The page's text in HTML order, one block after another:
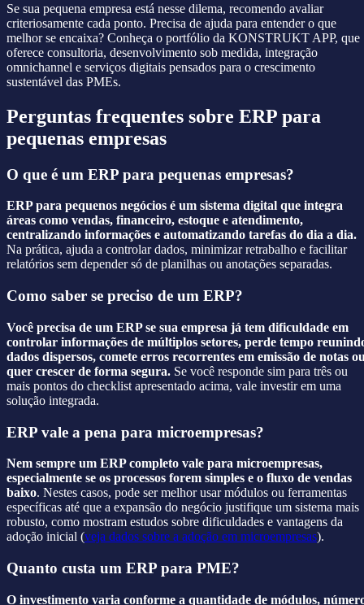
Se sua pequena empresa está nesse dilema, recomendo avaliar
criteriosamente cada ponto. Precisa de ajuda para entender o que
melhor se encaixa? Conheça o portfólio da KONSTRUKT APP, que
oferece consultoria, desenvolvimento sob medida, integração
omnichannel e serviços digitais pensados para o crescimento
sustentável das PMEs.
Perguntas frequentes sobre ERP para
pequenas empresas
O que é um ERP para pequenas empresas?
ERP para pequenos negócios é um sistema digital que integra
áreas como vendas, financeiro, estoque e atendimento,
centralizando informações e automatizando tarefas do dia a dia.
Na prática, ajuda a controlar dados, minimizar retrabalho e facilitar
relatórios sem depender só de planilhas ou anotações separadas.
Como saber se preciso de um ERP?
Você precisa de um ERP se sua empresa já tem dificuldade em
controlar informações de múltiplos setores, perde tempo
dados dispersos, comete erros recorrentes em emissão de notas
quer crescer de forma segura. Se você responde sim para três ou
mais pontos do checklist apresentado acima, vale investir em uma
solução integrada.
ERP vale a pena para microempresas?
Nem sempre um ERP completo vale para microempresas,
especialmente se os processos forem simples e o fluxo de vendas
baixo. Nestes casos, pode ser melhor usar módulos ou ferramentas
específicas até que a expansão do negócio justifique um sistema mais
robusto, como mostram estudos sobre dificuldades e vantagens da
adoção inicial (veja dados sobre a adoção em microempresas).
Quanto custa um ERP para PME?
O investimento varia conforme a quantidade de módulos,